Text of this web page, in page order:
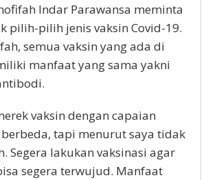
Indar Parawansa meminta
pilih-pilih jenis vaksin Covid-19.
semua vaksin yang ada di
manfaat yang sama yakni
vaksin dengan capaian
tapi menurut saya tidak
Segera lakukan vaksinasi agar
segera terwujud. Manfaat